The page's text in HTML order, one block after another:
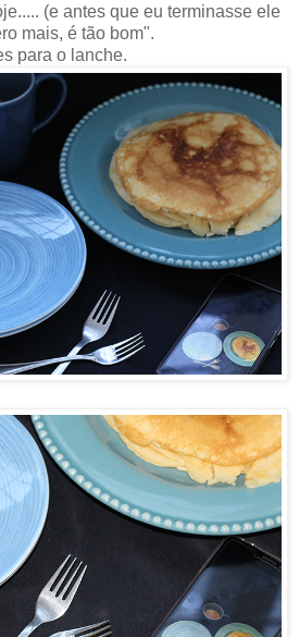
(e antes que eu terminasse ele
mais, é tão bom".
para o lanche.